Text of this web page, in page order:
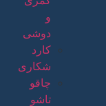
و
دوشی
کارد
شکاری
چاقو
تاشو